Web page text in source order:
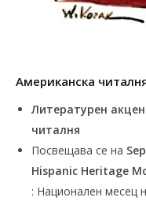
Американска
Литературен
читалня
Посвещава се на
Hispanic Heritage
: Национален месец